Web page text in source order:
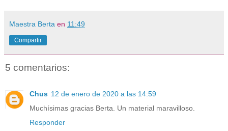
Maestra Berta en 11:49
Compartir
5 comentarios:
Chus 12 de enero de 2020 a las 14:59
Muchísimas gracias Berta. Un material maravilloso.
Responder